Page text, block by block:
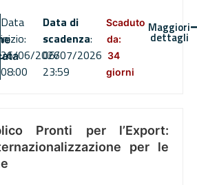
Data
inizio:
26/06/2026
08:00
Data di
scadenza:
06/07/2026
23:59
Scaduto
da:
34
giorni
Maggiori
dettagli
Pronti per l’Export:
per le